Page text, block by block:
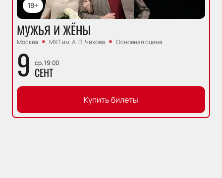
18+
МУЖЬЯ И ЖЁНЫ
Москва МХТ им. А. П. Чехова Основная сцена
9 ср, 19:00
СЕНТ
Купить билеты